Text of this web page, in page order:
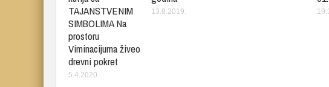
TAJANSTVENIM
SIMBOLIMA Na
prostoru
Viminacijuma živeo
drevni pokret
5.4.2020.
13.8.2019.